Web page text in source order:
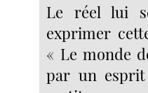
Le réel lui
exprimer
« Le monde
par un esprit